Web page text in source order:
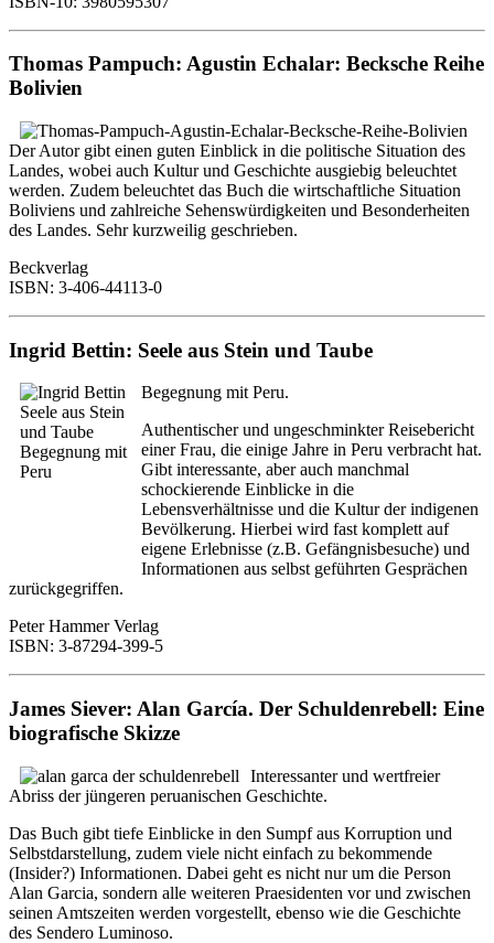
Thomas Pampuch: Agustin Echalar: Becksche Reihe
Bolivien
Der Autor gibt einen guten Einblick in die politische Situation des
Landes, wobei auch Kultur und Geschichte ausgiebig beleuchtet
werden. Zudem beleuchtet das Buch die wirtschaftliche Situation
Boliviens und zahlreiche Sehenswürdigkeiten und Besonderheiten
des Landes. Sehr kurzweilig geschrieben.
Beckverlag
ISBN: 3-406-44113-0
Ingrid Bettin: Seele aus Stein und Taube
Begegnung mit Peru.
Authentischer und ungeschminkter Reisebericht
einer Frau, die einige Jahre in Peru verbracht hat.
Gibt interessante, aber auch manchmal
schockierende Einblicke in die
Lebensverhältnisse und die Kultur der indigenen
Bevölkerung. Hierbei wird fast komplett auf
eigene Erlebnisse (z.B. Gefängnisbesuche) und
Informationen aus selbst geführten Gesprächen
zurückgegriffen.
Peter Hammer Verlag
ISBN: 3-87294-399-5
James Siever: Alan García. Der Schuldenrebell: Eine
biografische Skizze
Interessanter und wertfreier
Abriss der jüngeren peruanischen Geschichte.
Das Buch gibt tiefe Einblicke in den Sumpf aus Korruption und
Selbstdarstellung, zudem viele nicht einfach zu bekommende
(Insider?) Informationen. Dabei geht es nicht nur um die Person
Alan Garcia, sondern alle weiteren Praesidenten vor und zwischen
seinen Amtszeiten werden vorgestellt, ebenso wie die Geschichte
des Sendero Luminoso.